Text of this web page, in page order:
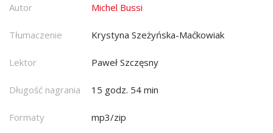
Autor Michel Bussi
Tłumaczenie Krystyna Szeżyńska-Maćkowiak
Lektor Paweł Szczęsny
Długość nagrania 15 godz. 54 min
Formaty mp3/zip